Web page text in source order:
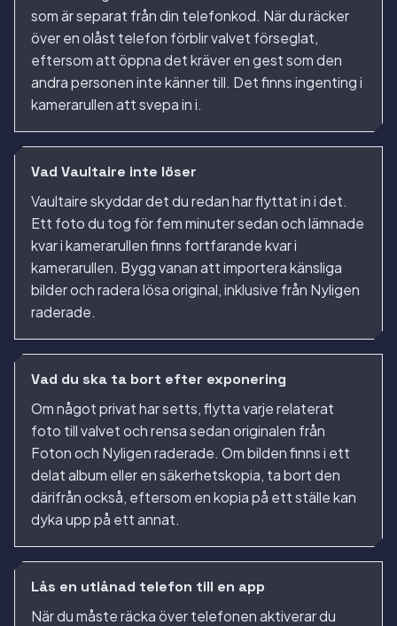
som är separat från din telefonkod. När du räcker
över en olåst telefon förblir valvet förseglat,
eftersom att öppna det kräver en gest som den
andra personen inte känner till. Det finns ingenting i
kamerarullen att svepa in i.
Vad Vaultaire inte löser
Vaultaire skyddar det du redan har flyttat in i det.
Ett foto du tog för fem minuter sedan och lämnade
kvar i kamerarullen finns fortfarande kvar i
kamerarullen. Bygg vanan att importera känsliga
bilder och radera lösa original, inklusive från Nyligen
raderade.
Vad du ska ta bort efter exponering
Om något privat har setts, flytta varje relaterat
foto till valvet och rensa sedan originalen från
Foton och Nyligen raderade. Om bilden finns i ett
delat album eller en säkerhetskopia, ta bort den
därifrån också, eftersom en kopia på ett ställe kan
dyka upp på ett annat.
Lås en utlånad telefon till en app
När du måste räcka över telefonen aktiverar du